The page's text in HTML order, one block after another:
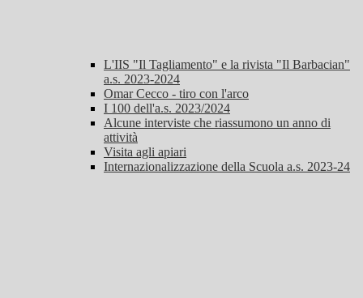
L'IIS "Il Tagliamento" e la rivista "Il Barbacian"
a.s. 2023-2024
Omar Cecco - tiro con l'arco
I 100 dell'a.s. 2023/2024
Alcune interviste che riassumono un anno di
attività
Visita agli apiari
Internazionalizzazione della Scuola a.s. 2023-24